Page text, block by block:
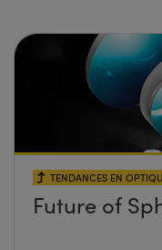
TENDANCES EN
Future of